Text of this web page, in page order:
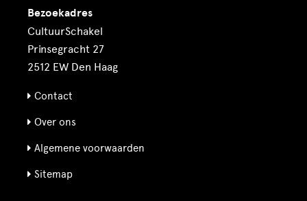
Bezoekadres
CultuurSchakel
Prinsegracht 27
2512 EW Den Haag
Contact
Over ons
Algemene voorwaarden
Sitemap